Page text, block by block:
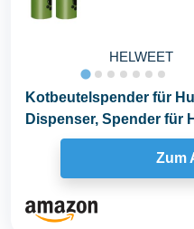
HELWEET
Kotbeutelspender für
Dispenser, Spender für
Zum